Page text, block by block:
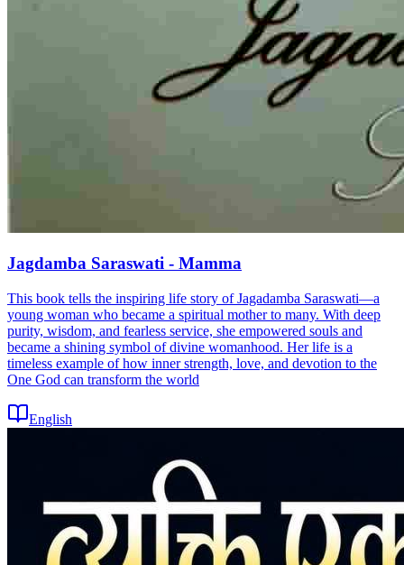
Jagdamba Saraswati - Mamma
This book tells the inspiring life story of Jagadamba Saraswati—a
young woman who became a spiritual mother to many. With deep
purity, wisdom, and fearless service, she empowered souls and
became a shining symbol of divine womanhood. Her life is a
timeless example of how inner strength, love, and devotion to the
One God can transform the world
English